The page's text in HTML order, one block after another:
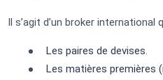
Il s’agit d’un broker
Les paires de devises.
Les matières premières